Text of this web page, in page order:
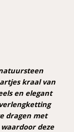
kraal van
en elegant
dragen met
deze